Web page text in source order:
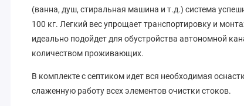
(ванна, душ, стиральная машина и т.д.) система
100 кг. Легкий вес упрощает транспортировку и
идеально подойдет для обустройства автономной
количеством проживающих.
В комплекте с септиком идет вся необходимая
слаженную работу всех элементов очистки стоков.